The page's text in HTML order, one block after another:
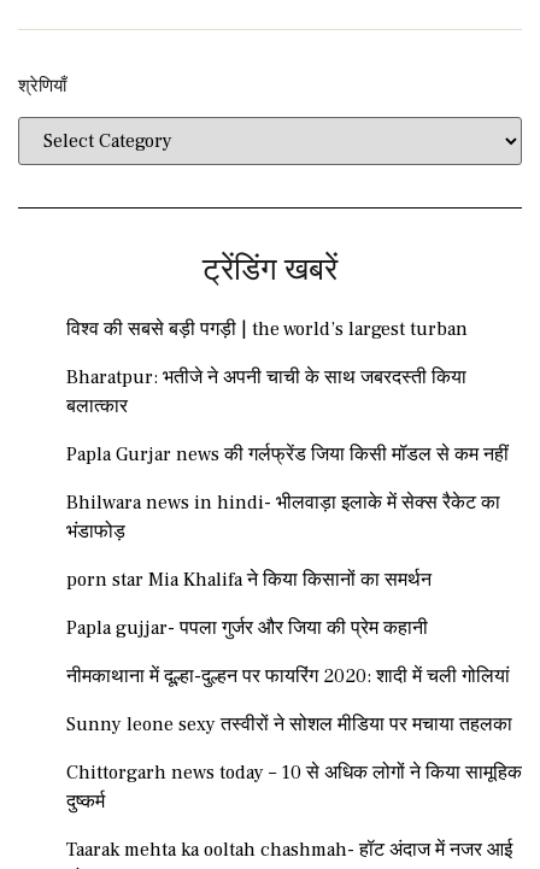
श्रेणियाँ​​
ट्रेंडिंग खबरें
विश्व की सबसे बड़ी पगड़ी | the world’s largest turban
Bharatpur: भतीजे ने अपनी चाची के साथ जबरदस्ती किया
बलात्कार
Papla Gurjar news की गर्लफ्रेंड जिया किसी मॉडल से कम नहीं
Bhilwara news in hindi- भीलवाड़ा इलाके में सेक्स रैकेट का
भंडाफोड़
porn star Mia Khalifa ने किया किसानों का समर्थन
Papla gujjar- पपला गुर्जर और जिया की प्रेम कहानी
नीमकाथाना में दूल्हा-दुल्हन पर फायरिंग 2020: शादी में चली गोलियां
Sunny leone sexy तस्वीरों ने सोशल मीडिया पर मचाया तहलका
Chittorgarh news today – 10 से अधिक लोगों ने किया सामूहिक
दुष्कर्म
Taarak mehta ka ooltah chashmah- हॉट अंदाज में नजर आई